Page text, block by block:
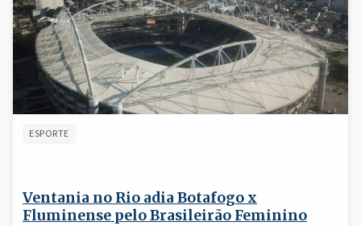
ESPORTE
Ventania no Rio adia Botafogo x
Fluminense pelo Brasileirão Feminino